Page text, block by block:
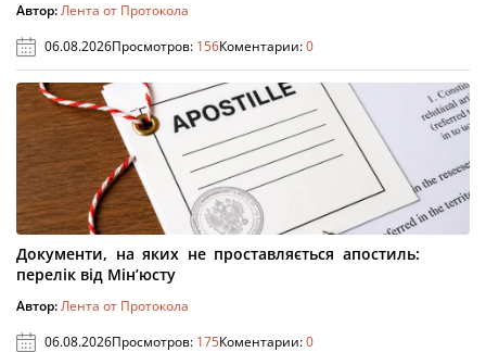
Автор:Лента от Протокола
06.08.2026Просмотров: 156Коментарии:0
Документи, на яких не проставляється апостиль:
перелік від Мін’юсту
Автор:Лента от Протокола
06.08.2026Просмотров: 175Коментарии:0